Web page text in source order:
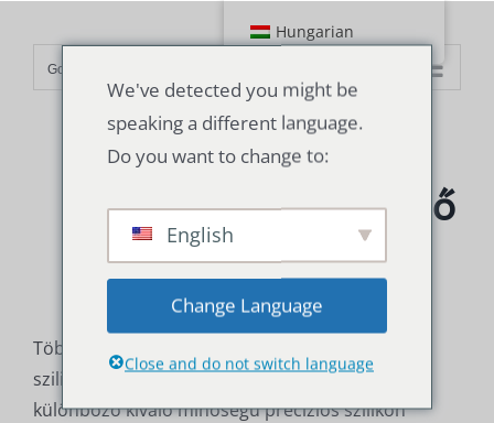
tartalomra
Go to...
Srtub szilikoncső
gyár
Több mint 22+ éves tapasztalat - A Srtub
szilikoncső gyár egy olyan vállalkozás, amely a
különböző kiváló minőségű precíziós szilikon
Hungarian
We've detected you might be
speaking a different language.
Do you want to change to:
English
Change Language
Close and do not switch language